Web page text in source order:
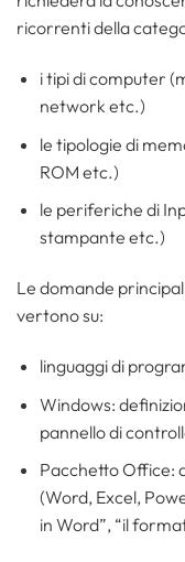
ricorrenti della
i tipi di computer
network etc.)
le tipologie di
ROM etc.)
le periferiche di
stampante etc.)
Le domande
vertono su:
linguaggi di
Windows:
pannello di
Pacchetto Office:
(Word, Excel,
in Word”, “il